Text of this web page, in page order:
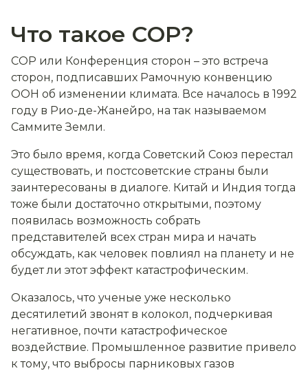
Что такое СOP?
СOP или Конференция сторон – это встреча
сторон, подписавших Рамочную конвенцию
ООН об изменении климата. Все началось в 1992
году в Рио-де-Жанейро, на так называемом
Саммите Земли.
Это было время, когда Советский Союз перестал
существовать, и постсоветские страны были
заинтересованы в диалоге. Китай и Индия тогда
тоже были достаточно открытыми, поэтому
появилась возможность собрать
представителей всех стран мира и начать
обсуждать, как человек повлиял на планету и не
будет ли этот эффект катастрофическим.
Оказалось, что ученые уже несколько
десятилетий звонят в колокол, подчеркивая
негативное, почти катастрофическое
воздействие. Промышленное развитие привело
к тому, что выбросы парниковых газов